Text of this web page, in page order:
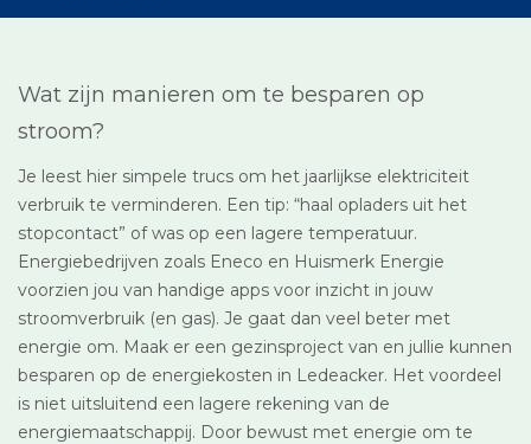
Wat zijn manieren om te besparen op
stroom?
Je leest hier simpele trucs om het jaarlijkse elektriciteit
verbruik te verminderen. Een tip: “haal opladers uit het
stopcontact” of was op een lagere temperatuur.
Energiebedrijven zoals Eneco en Huismerk Energie
voorzien jou van handige apps voor inzicht in jouw
stroomverbruik (en gas). Je gaat dan veel beter met
energie om. Maak er een gezinsproject van en jullie kunnen
besparen op de energiekosten in Ledeacker. Het voordeel
is niet uitsluitend een lagere rekening van de
energiemaatschappij. Door bewust met energie om te